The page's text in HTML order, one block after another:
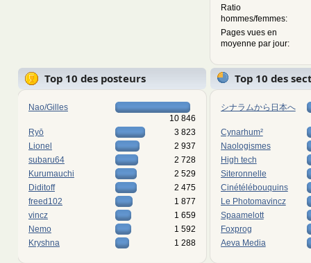
Ratio
hommes/femmes:
Pages vues en
moyenne par jour:
Top 10 des posteurs
Nao/Gilles
10 846
Ryō
3 823
Lionel
2 937
subaru64
2 728
Kurumauchi
2 529
Diditoff
2 475
freed102
1 877
vincz
1 659
Nemo
1 592
Kryshna
1 288
Top 10 des
シナラムから日本へ
Cynarhum²
Naologismes
High tech
Siteronnelle
Cinétélébouquins
Le Photomavincz
Spaamelott
Foxprog
Aeva Media